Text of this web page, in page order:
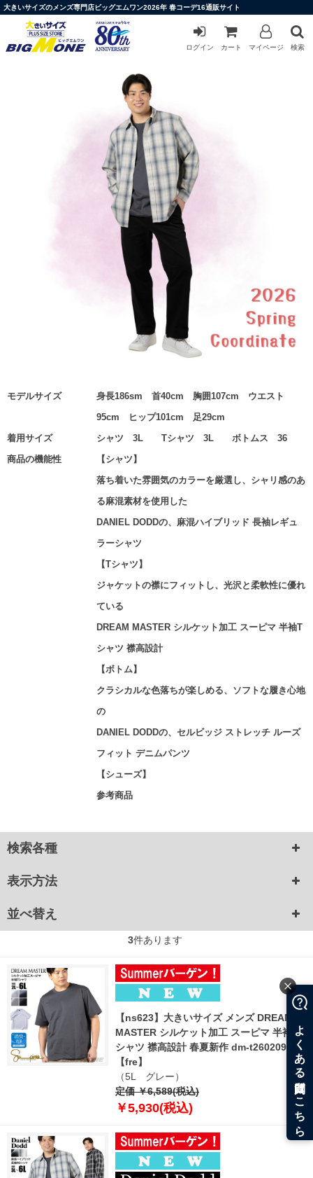
大きいサイズのメンズ専門店ビッグエムワン2026年 春コーデ16通販サイト
ログイン カート マイページ 検索
モデルサイズ
身長186sm 首40cm 胸囲107cm ウエスト
95cm ヒップ101cm 足29cm
着用サイズ
シャツ 3L Tシャツ 3L ボトムス 36
商品の機能性
【シャツ】
落ち着いた雰囲気のカラーを厳選し、シャリ感のあ
る麻混素材を使用した
DANIEL DODDの、麻混ハイブリッド 長袖レギュ
ラーシャツ
【Tシャツ】
ジャケットの襟にフィットし、光沢と柔軟性に優れ
ている
DREAM MASTER シルケット加工 スーピマ 半袖T
シャツ 襟高設計
【ボトム】
クラシカルな色落ちが楽しめる、ソフトな履き心地
の
DANIEL DODDの、セルビッジ ストレッチ ルーズ
フィット デニムパンツ
【シューズ】
参考商品
検索各種
表示方法
並べ替え
3件あります
【ns623】大きいサイズ メンズ DREAM
MASTER シルケット加工 スーピマ 半袖 T
シャツ 襟高設計 春夏新作 dm-t260209
【fre】
（5L グレー）
定価 ￥6,589(税込)
￥5,930(税込)